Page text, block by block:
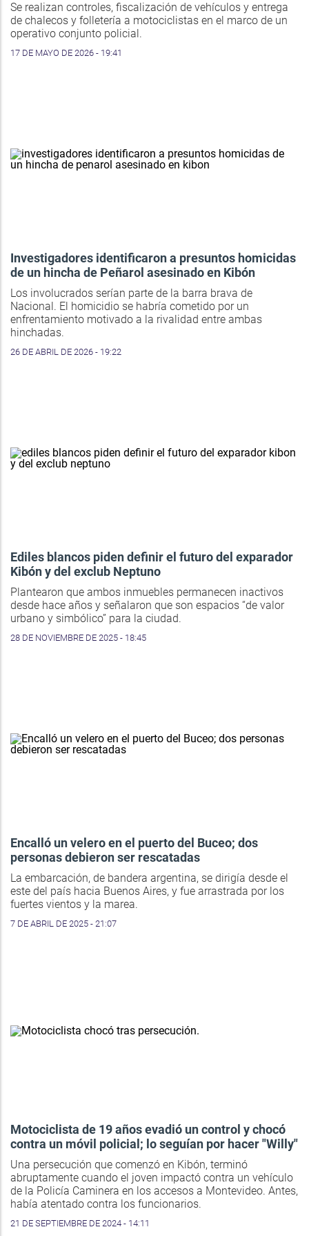
Se realizan controles, fiscalización de vehículos y entrega
de chalecos y folletería a motociclistas en el marco de un
operativo conjunto policial.
17 DE MAYO DE 2026 - 19:41
Investigadores identificaron a presuntos homicidas
de un hincha de Peñarol asesinado en Kibón
Los involucrados serían parte de la barra brava de
Nacional. El homicidio se habría cometido por un
enfrentamiento motivado a la rivalidad entre ambas
hinchadas.
26 DE ABRIL DE 2026 - 19:22
Ediles blancos piden definir el futuro del exparador
Kibón y del exclub Neptuno
Plantearon que ambos inmuebles permanecen inactivos
desde hace años y señalaron que son espacios “de valor
urbano y simbólico” para la ciudad.
28 DE NOVIEMBRE DE 2025 - 18:45
Encalló un velero en el puerto del Buceo; dos
personas debieron ser rescatadas
La embarcación, de bandera argentina, se dirigía desde el
este del país hacia Buenos Aires, y fue arrastrada por los
fuertes vientos y la marea.
7 DE ABRIL DE 2025 - 21:07
Motociclista de 19 años evadió un control y chocó
contra un móvil policial; lo seguían por hacer "Willy"
Una persecución que comenzó en Kibón, terminó
abruptamente cuando el joven impactó contra un vehículo
de la Policía Caminera en los accesos a Montevideo. Antes,
había atentado contra los funcionarios.
21 DE SEPTIEMBRE DE 2024 - 14:11